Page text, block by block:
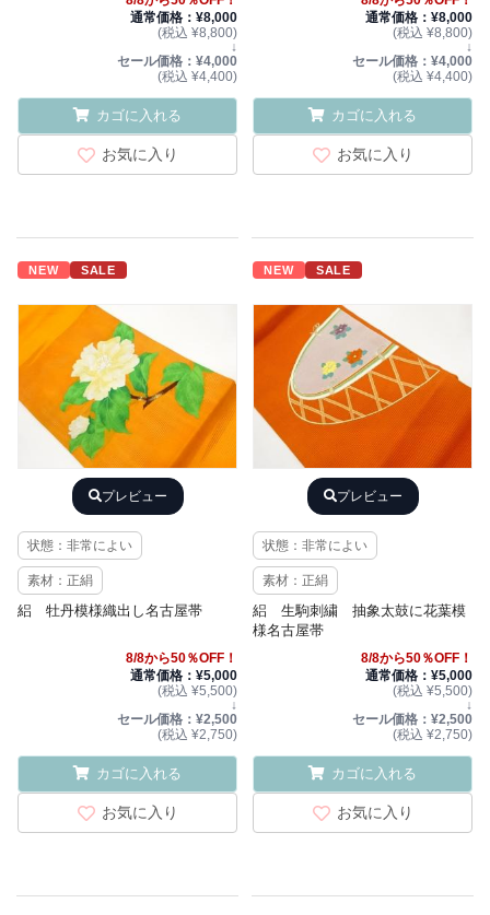
通常価格：¥8,000
(税込 ¥8,800)
↓
セール価格：¥4,000
(税込 ¥4,400)
カゴに入れる
お気に入り
通常価格：¥8,000
(税込 ¥8,800)
↓
セール価格：¥4,000
(税込 ¥4,400)
カゴに入れる
お気に入り
NEW SALE
プレビュー
状態：非常によい
素材：正絹
絽 牡丹模様織出し名古屋帯
8/8から50％OFF！
通常価格：¥5,000
(税込 ¥5,500)
↓
セール価格：¥2,500
(税込 ¥2,750)
カゴに入れる
お気に入り
NEW SALE
プレビュー
状態：非常によい
素材：正絹
絽 生駒刺繍 抽象太鼓に花葉模
様名古屋帯
8/8から50％OFF！
通常価格：¥5,000
(税込 ¥5,500)
↓
セール価格：¥2,500
(税込 ¥2,750)
カゴに入れる
お気に入り